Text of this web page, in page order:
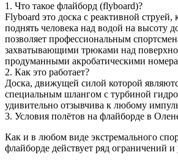
1. Что такое флайборд (flyboard)?
Flyboard это доска с реактивной струей,
поднять человека над водой на высоту
позволяет профессиональным
захватывающими трюками над
продуманными акробатическими
2. Как это работает?
Доска, движущей силой которой
специальным шлангом с турбиной
удивительно отзывчива к любому
3. Условия полётов на флайборде в
Как и в любом виде экстремального
флайборде действует ряд ограничений и